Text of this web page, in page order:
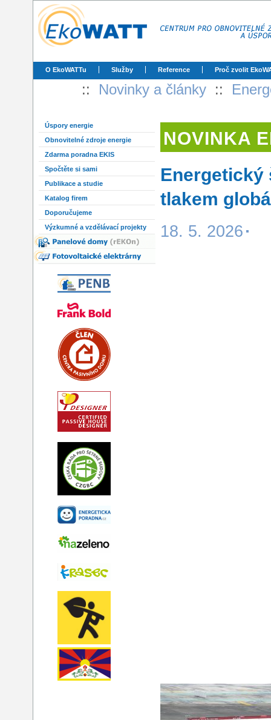
O EkoWATTu Služby Reference Proč zvolit
:: Novinky a články ::
Úspory energie
Obnovitelné zdroje energie
Zdarma poradna EKIS
Spočtěte si sami
Publikace a studie
Katalog firem
Doporučujeme
Výzkumné a vzdělávací projekty
NOVINKA
Energetický
tlakem
18. 5. 2026